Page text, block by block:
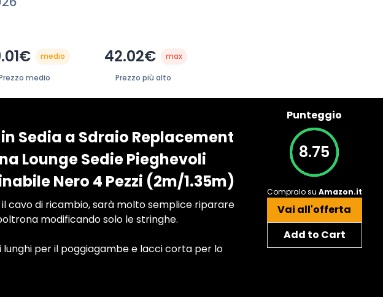
medio
medio
42.02€ max
Prezzo più alto
Sedia a Sdraio Replacement
Lounge Sedie Pieghevoli
Nero 4 Pezzi (2m/1.35m)
il cavo di ricambio, sarà molto semplice riparare
modificando solo le stringhe.
lunghi per il poggiagambe e lacci corta per lo
Punteggio
8.75
Compralo su Amazon.it
Vai all'offerta
Add to Cart